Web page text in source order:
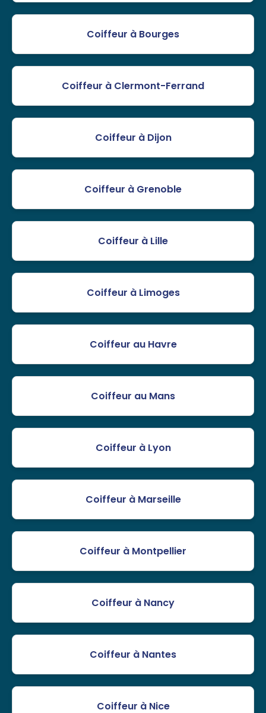
Coiffeur à Bourges
Coiffeur à Clermont-Ferrand
Coiffeur à Dijon
Coiffeur à Grenoble
Coiffeur à Lille
Coiffeur à Limoges
Coiffeur au Havre
Coiffeur au Mans
Coiffeur à Lyon
Coiffeur à Marseille
Coiffeur à Montpellier
Coiffeur à Nancy
Coiffeur à Nantes
Coiffeur à Nice